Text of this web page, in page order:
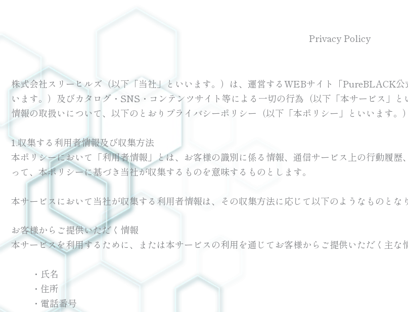
Privacy Policy
株式会社スリーヒルズ（以下「当社」といいます。）は、運営するWEBサイト「PureBLACK
います。）及びカタログ・SNS・コンテンツサイト等による一切の行為（以下「本サービス」
情報の取扱いについて、以下のとおりプライバシーポリシー（以下「本ポリシー」といいます。
1.収集する利用者情報及び収集方法
本ポリシーにおいて「利用者情報」とは、お客様の識別に係る情報、通信サービス上の行動履
って、本ポリシーに基づき当社が収集するものを意味するものとします。
本サービスにおいて当社が収集する利用者情報は、その収集方法に応じて以下のようなものとな
お客様からご提供いただく情報
本サービスを利用するために、または本サービスの利用を通じてお客様からご提供いただく主な
・氏名
・住所
・電話番号